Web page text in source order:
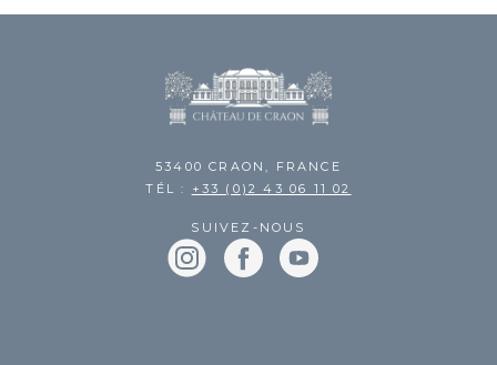
53400 CRAON, FRANCE
TÉL :
+33 (0)2 43 06 11 02
SUIVEZ-NOUS